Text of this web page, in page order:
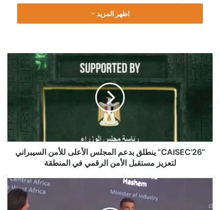
وتهدف الخدمة إلى إتاحة بديل رقمي كامل لزيارة الفروع التقليدية،
المصري، بما يضمن أعلى درجات الأمان والامتثال التنظيمي.
اظهر المزيد
مستقبل
الأمن
“CAISEC’26” ينطلق بدعم المجلس الأعلى للأمن السيبراني
لتعزيز مستقبل الأمن الرقمي في المنطقة
وزارة